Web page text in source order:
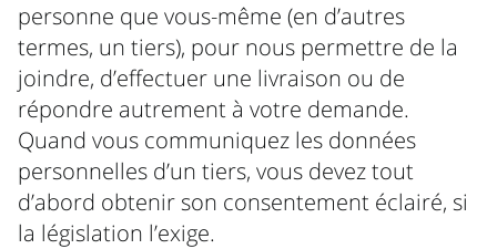
personne que vous-même (en d’autres
termes, un tiers), pour nous permettre de la
joindre, d’effectuer une livraison ou de
répondre autrement à votre demande.
Quand vous communiquez les données
personnelles d’un tiers, vous devez tout
d’abord obtenir son consentement éclairé, si
la législation l’exige.